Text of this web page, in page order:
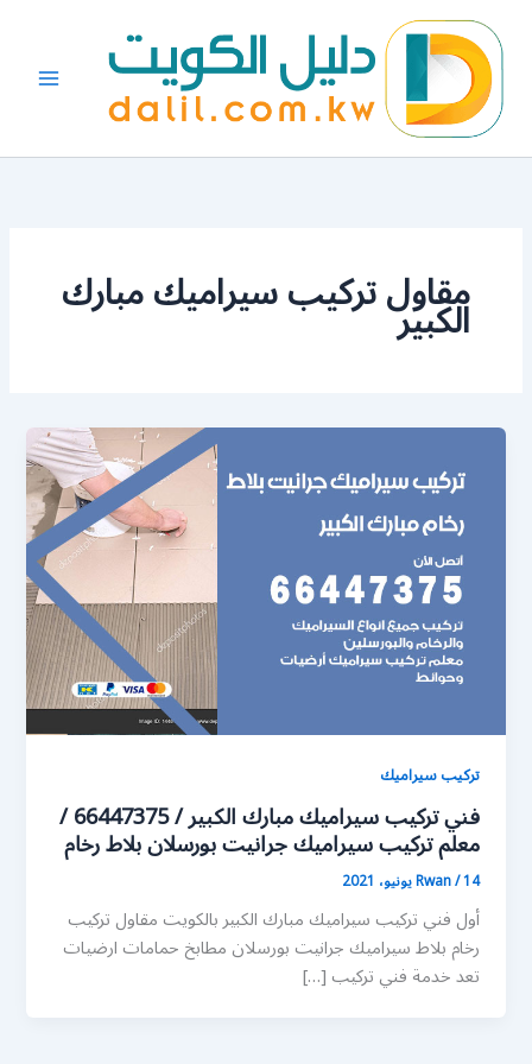
المحتوى
مقاول تركيب سيراميك مبارك
الكبير
تركيب سيراميك
فني تركيب سيراميك مبارك الكبير / 66447375 /
معلم تركيب سيراميك جرانيت بورسلان بلاط رخام
Rwan/14 يونيو، 2021
أول فني تركيب سيراميك مبارك الكبير بالكويت مقاول تركيب
رخام بلاط سيراميك جرانيت بورسلان مطابخ حمامات ارضيات
تعد خدمة فني تركيب […]